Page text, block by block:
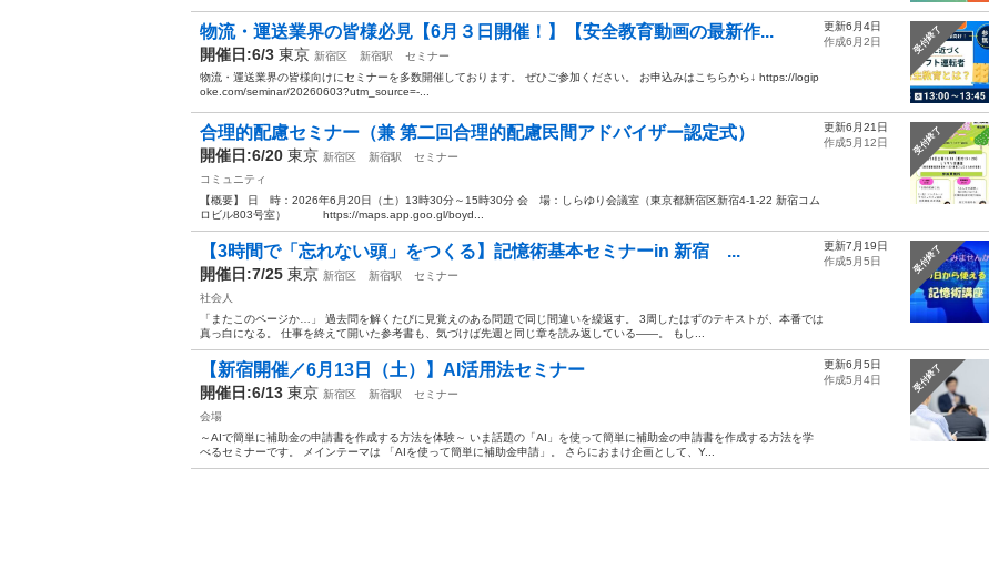
受付終了
物流・運送業界の皆様必見【6月３日開催！】【安全教育動画の最新作...
開催日:6/3 東京 新宿区 新宿駅
セミナー
物流・運送業界の皆様向けにセミナーを多数開催しております。 ぜひご参加ください。 お申込みはこちらから↓ https://logip
oke.com/seminar/20260603?utm_source=-...
更新6月4日
作成6月2日
受付終了
合理的配慮セミナー（兼 第二回合理的配慮民間アドバイザー認定式）
開催日:6/20 東京 新宿区 新宿駅
セミナー
コミュニティ
【概要】 日 時：2026年6月20日（土）13時30分～15時30分 会 場：しらゆり会議室（東京都新宿区新宿4-1-22 新宿コム
ロビル803号室） https://maps.app.goo.gl/boyd...
更新6月21日
作成5月12日
受付終了
【3時間で「忘れない頭」をつくる】記憶術基本セミナーin 新宿 ...
開催日:7/25 東京 新宿区 新宿駅
セミナー
社会人
「またこのページか…」 過去問を解くたびに見覚えのある問題で同じ間違いを繰返す。 3周したはずのテキストが、本番では
真っ白になる。 仕事を終えて開いた参考書も、気づけば先週と同じ章を読み返している——。 もし...
更新7月19日
作成5月5日
受付終了
【新宿開催／6月13日（土）】AI活用法セミナー
開催日:6/13 東京 新宿区 新宿駅
セミナー
会場
～AIで簡単に補助金の申請書を作成する方法を体験～ いま話題の「AI」を使って簡単に補助金の申請書を作成する方法を学
べるセミナーです。 メインテーマは 「AIを使って簡単に補助金申請」。 さらにおまけ企画として、Y...
更新6月5日
作成5月4日